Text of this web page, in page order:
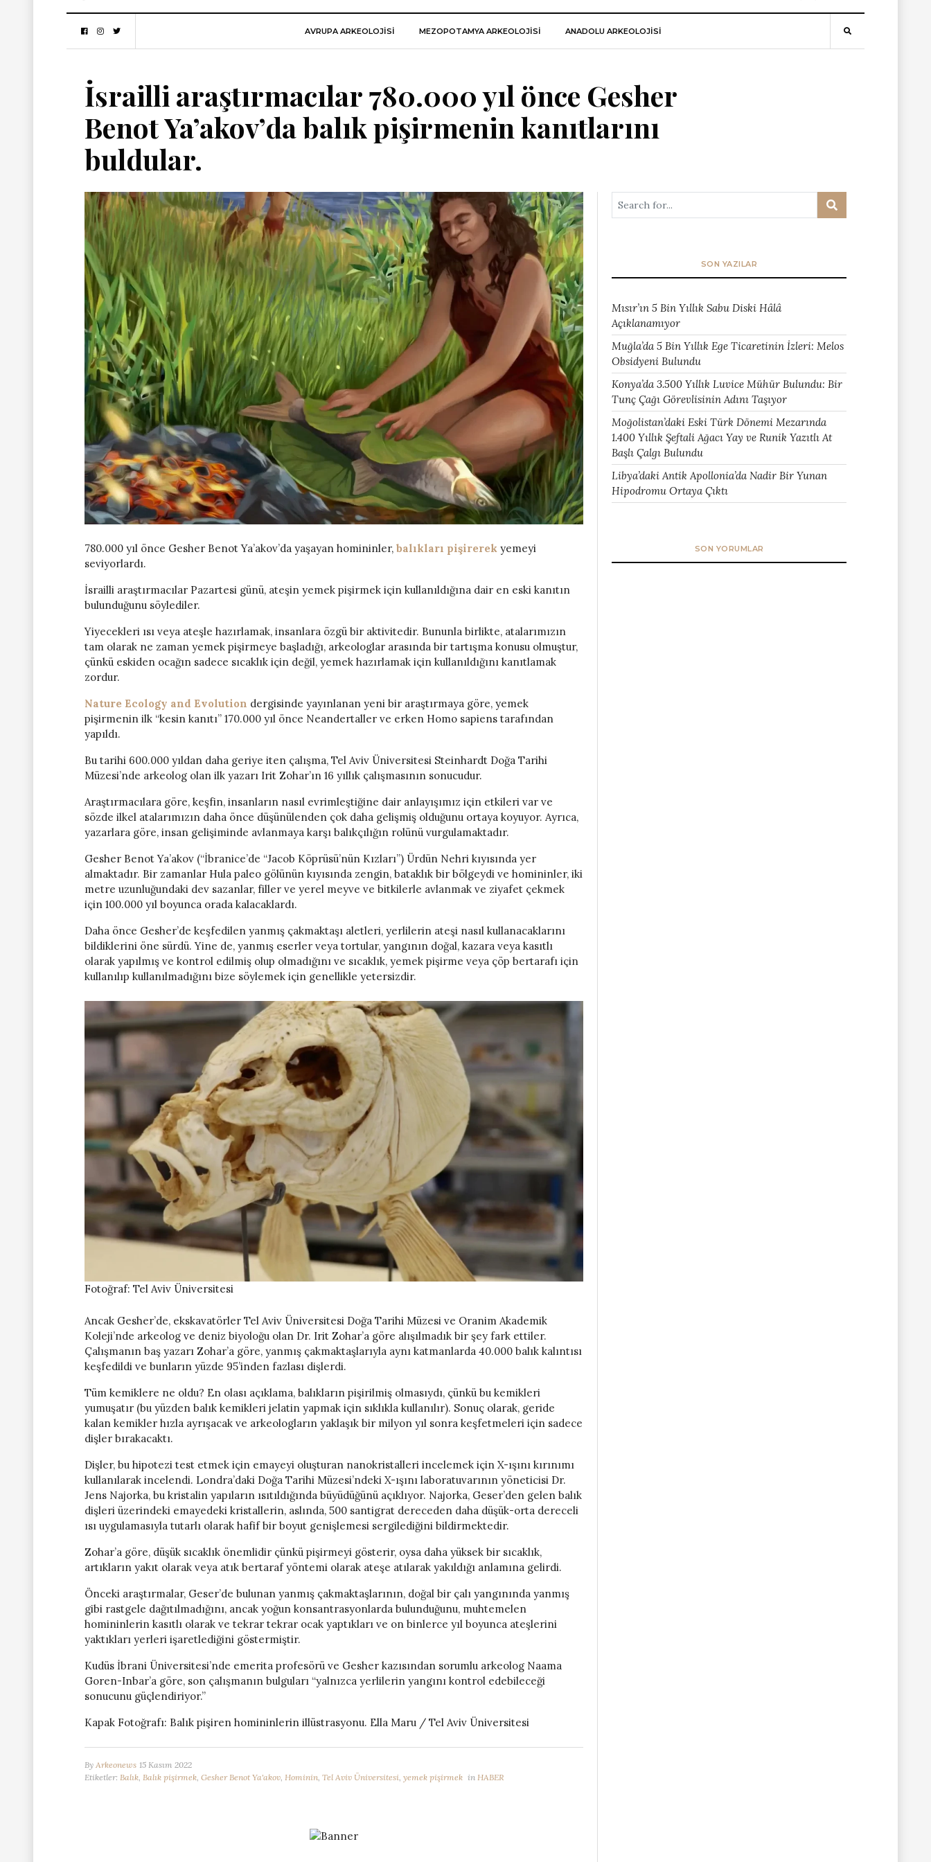
AVRUPA ARKEOLOJISI MEZOPOTAMYA ARKEOLOJISI ANADOLU ARKEOLOJİSİ
İsrailli araştırmacılar 780.000 yıl önce Gesher
Benot Ya’akov’da balık pişirmenin kanıtlarını
buldular.
780.000 yıl önce Gesher Benot Ya’akov’da yaşayan homininler, balıkları pişirerek yemeyi
seviyorlardı.
İsrailli araştırmacılar Pazartesi günü, ateşin yemek pişirmek için kullanıldığına dair en eski kanıtın
bulunduğunu söylediler.
Yiyecekleri ısı veya ateşle hazırlamak, insanlara özgü bir aktivitedir. Bununla birlikte, atalarımızın
tam olarak ne zaman yemek pişirmeye başladığı, arkeologlar arasında bir tartışma konusu olmuştur,
çünkü eskiden ocağın sadece sıcaklık için değil, yemek hazırlamak için kullanıldığını kanıtlamak
zordur.
Nature Ecology and Evolution dergisinde yayınlanan yeni bir araştırmaya göre, yemek
pişirmenin ilk “kesin kanıtı” 170.000 yıl önce Neandertaller ve erken Homo sapiens tarafından
yapıldı.
Bu tarihi 600.000 yıldan daha geriye iten çalışma, Tel Aviv Üniversitesi Steinhardt Doğa Tarihi
Müzesi’nde arkeolog olan ilk yazarı Irit Zohar’ın 16 yıllık çalışmasının sonucudur.
Araştırmacılara göre, keşfin, insanların nasıl evrimleştiğine dair anlayışımız için etkileri var ve
sözde ilkel atalarımızın daha önce düşünülenden çok daha gelişmiş olduğunu ortaya koyuyor. Ayrıca,
yazarlara göre, insan gelişiminde avlanmaya karşı balıkçılığın rolünü vurgulamaktadır.
Gesher Benot Ya’akov (“İbranice’de “Jacob Köprüsü’nün Kızları”) Ürdün Nehri kıyısında yer
almaktadır. Bir zamanlar Hula paleo gölünün kıyısında zengin, bataklık bir bölgeydi ve homininler, iki
metre uzunluğundaki dev sazanlar, filler ve yerel meyve ve bitkilerle avlanmak ve ziyafet çekmek
için 100.000 yıl boyunca orada kalacaklardı.
Daha önce Gesher’de keşfedilen yanmış çakmaktaşı aletleri, yerlilerin ateşi nasıl kullanacaklarını
bildiklerini öne sürdü. Yine de, yanmış eserler veya tortular, yangının doğal, kazara veya kasıtlı
olarak yapılmış ve kontrol edilmiş olup olmadığını ve sıcaklık, yemek pişirme veya çöp bertarafı için
kullanılıp kullanılmadığını bize söylemek için genellikle yetersizdir.
Fotoğraf: Tel Aviv Üniversitesi
Ancak Gesher’de, ekskavatörler Tel Aviv Üniversitesi Doğa Tarihi Müzesi ve Oranim Akademik
Koleji’nde arkeolog ve deniz biyoloğu olan Dr. Irit Zohar’a göre alışılmadık bir şey fark ettiler.
Çalışmanın baş yazarı Zohar’a göre, yanmış çakmaktaşlarıyla aynı katmanlarda 40.000 balık kalıntısı
keşfedildi ve bunların yüzde 95’inden fazlası dişlerdi.
Tüm kemiklere ne oldu? En olası açıklama, balıkların pişirilmiş olmasıydı, çünkü bu kemikleri
yumuşatır (bu yüzden balık kemikleri jelatin yapmak için sıklıkla kullanılır). Sonuç olarak, geride
kalan kemikler hızla ayrışacak ve arkeologların yaklaşık bir milyon yıl sonra keşfetmeleri için sadece
dişler bırakacaktı.
Dişler, bu hipotezi test etmek için emayeyi oluşturan nanokristalleri incelemek için X-ışını kırınımı
kullanılarak incelendi. Londra’daki Doğa Tarihi Müzesi’ndeki X-ışını laboratuvarının yöneticisi Dr.
Jens Najorka, bu kristalin yapıların ısıtıldığında büyüdüğünü açıklıyor. Najorka, Geser’den gelen balık
dişleri üzerindeki emayedeki kristallerin, aslında, 500 santigrat dereceden daha düşük-orta dereceli
ısı uygulamasıyla tutarlı olarak hafif bir boyut genişlemesi sergilediğini bildirmektedir.
Zohar’a göre, düşük sıcaklık önemlidir çünkü pişirmeyi gösterir, oysa daha yüksek bir sıcaklık,
artıkların yakıt olarak veya atık bertaraf yöntemi olarak ateşe atılarak yakıldığı anlamına gelirdi.
Önceki araştırmalar, Geser’de bulunan yanmış çakmaktaşlarının, doğal bir çalı yangınında yanmış
gibi rastgele dağıtılmadığını, ancak yoğun konsantrasyonlarda bulunduğunu, muhtemelen
homininlerin kasıtlı olarak ve tekrar tekrar ocak yaptıkları ve on binlerce yıl boyunca ateşlerini
yaktıkları yerleri işaretlediğini göstermiştir.
Kudüs İbrani Üniversitesi’nde emerita profesörü ve Gesher kazısından sorumlu arkeolog Naama
Goren-Inbar’a göre, son çalışmanın bulguları “yalnızca yerlilerin yangını kontrol edebileceği
sonucunu güçlendiriyor.”
Kapak Fotoğrafı: Balık pişiren homininlerin illüstrasyonu. Ella Maru / Tel Aviv Üniversitesi
By Arkeonews 15 Kasım 2022
Etiketler: Balık, Balık pişirmek, Gesher Benot Ya'akov, Hominin, Tel Aviv Üniversitesi, yemek pişirmek in HABER
SON YAZILAR
Mısır’ın 5 Bin Yıllık Sabu Diski Hâlâ
Açıklanamıyor
Muğla’da 5 Bin Yıllık Ege Ticaretinin İzleri: Melos
Obsidyeni Bulundu
Konya’da 3.500 Yıllık Luvice Mühür Bulundu: Bir
Tunç Çağı Görevlisinin Adını Taşıyor
Moğolistan’daki Eski Türk Dönemi Mezarında
1.400 Yıllık Şeftali Ağacı Yay ve Runik Yazıtlı At
Başlı Çalgı Bulundu
Libya’daki Antik Apollonia’da Nadir Bir Yunan
Hipodromu Ortaya Çıktı
SON YORUMLAR